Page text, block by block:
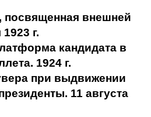
посвященная внешней
г.
кандидата в
1924 г.
при выдвижении
11 августа